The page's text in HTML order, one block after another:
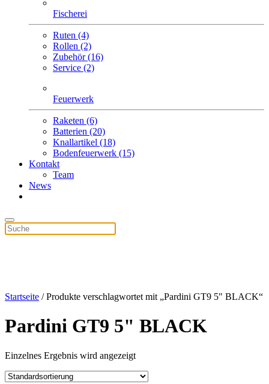
Fischerei
Ruten (4)
Rollen (2)
Zubehör (16)
Service (2)
Feuerwerk
Raketen (6)
Batterien (20)
Knallartikel (18)
Bodenfeuerwerk (15)
Kontakt
Team
News
Startseite / Produkte verschlagwortet mit „Pardini GT9 5" BLACK“
Pardini GT9 5" BLACK
Einzelnes Ergebnis wird angezeigt